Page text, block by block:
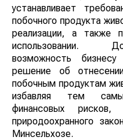
устанавливает
побочного продукта
реализации, а также
использовании.
возможность бизнесу
решение об
побочным продуктам
избавляя тем
финансовых
природоохранного
Минсельхозе.